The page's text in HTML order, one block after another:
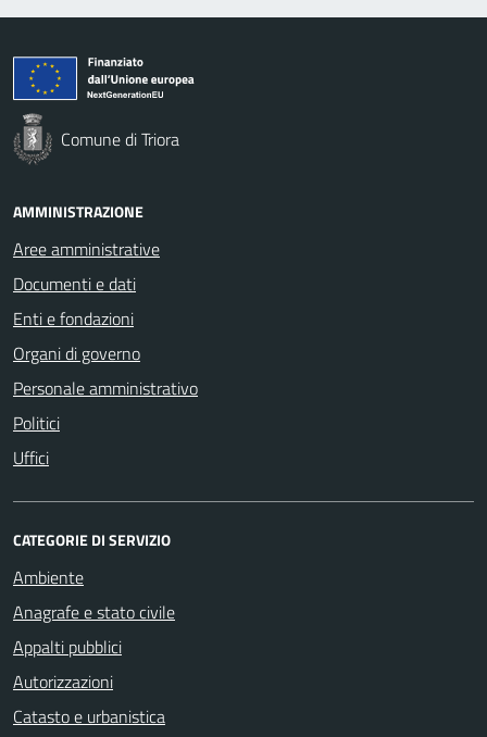
Comune di Triora
AMMINISTRAZIONE
Aree amministrative
Documenti e dati
Enti e fondazioni
Organi di governo
Personale amministrativo
Politici
Uffici
CATEGORIE DI SERVIZIO
Ambiente
Anagrafe e stato civile
Appalti pubblici
Autorizzazioni
Catasto e urbanistica